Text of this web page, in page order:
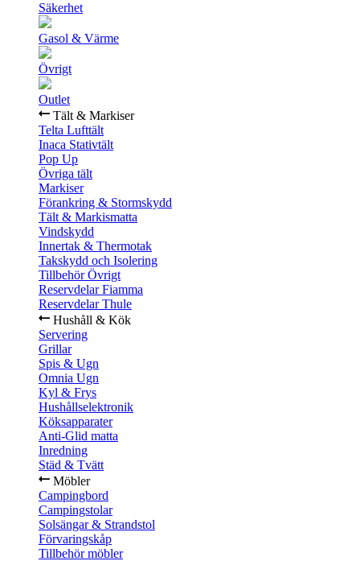
Säkerhet
Gasol & Värme
Övrigt
Outlet
Tält & Markiser
Telta Lufttält
Inaca Stativtält
Pop Up
Övriga tält
Markiser
Förankring & Stormskydd
Tält & Markismatta
Vindskydd
Innertak & Thermotak
Takskydd och Isolering
Tillbehör Övrigt
Reservdelar Fiamma
Reservdelar Thule
Hushåll & Kök
Servering
Grillar
Spis & Ugn
Omnia Ugn
Kyl & Frys
Hushållselektronik
Köksapparater
Anti-Glid matta
Inredning
Städ & Tvätt
Möbler
Campingbord
Campingstolar
Solsängar & Strandstol
Förvaringskåp
Tillbehör möbler